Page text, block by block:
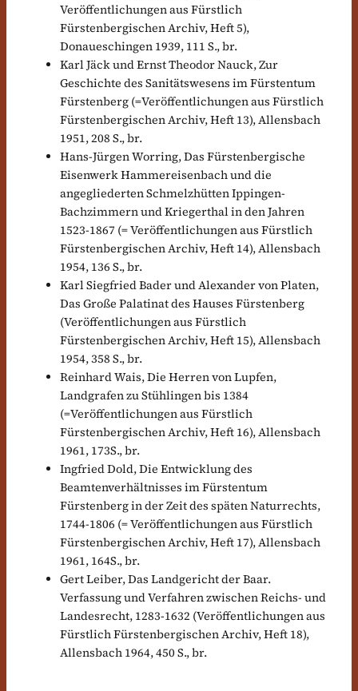
Veröffentlichungen aus Fürstlich
Fürstenbergischen Archiv, Heft 5),
Donaueschingen 1939, 111 S., br.
Karl Jäck und Ernst Theodor Nauck, Zur
Geschichte des Sanitätswesens im Fürstentum
Fürstenberg (=Veröffentlichungen aus Fürstlich
Fürstenbergischen Archiv, Heft 13), Allensbach
1951, 208 S., br.
Hans-Jürgen Worring, Das Fürstenbergische
Eisenwerk Hammereisenbach und die
angegliederten Schmelzhütten Ippingen-
Bachzimmern und Kriegerthal in den Jahren
1523-1867 (= Veröffentlichungen aus Fürstlich
Fürstenbergischen Archiv, Heft 14), Allensbach
1954, 136 S., br.
Karl Siegfried Bader und Alexander von Platen,
Das Große Palatinat des Hauses Fürstenberg
(Veröffentlichungen aus Fürstlich
Fürstenbergischen Archiv, Heft 15), Allensbach
1954, 358 S., br.
Reinhard Wais, Die Herren von Lupfen,
Landgrafen zu Stühlingen bis 1384
(=Veröffentlichungen aus Fürstlich
Fürstenbergischen Archiv, Heft 16), Allensbach
1961, 173S., br.
Ingfried Dold, Die Entwicklung des
Beamtenverhältnisses im Fürstentum
Fürstenberg in der Zeit des späten Naturrechts,
1744-1806 (= Veröffentlichungen aus Fürstlich
Fürstenbergischen Archiv, Heft 17), Allensbach
1961, 164S., br.
Gert Leiber, Das Landgericht der Baar.
Verfassung und Verfahren zwischen Reichs- und
Landesrecht, 1283-1632 (Veröffentlichungen aus
Fürstlich Fürstenbergischen Archiv, Heft 18),
Allensbach 1964, 450 S., br.